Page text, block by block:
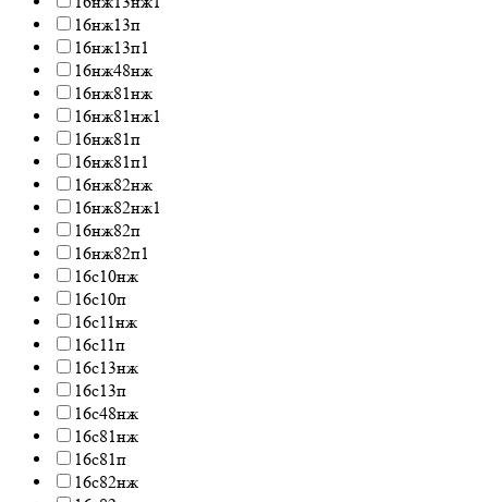
16нж13п
16нж13п1
16нж48нж
16нж81нж
16нж81нж1
16нж81п
16нж81п1
16нж82нж
16нж82нж1
16нж82п
16нж82п1
16с10нж
16с10п
16с11нж
16с11п
16с13нж
16с13п
16с48нж
16с81нж
16с81п
16с82нж